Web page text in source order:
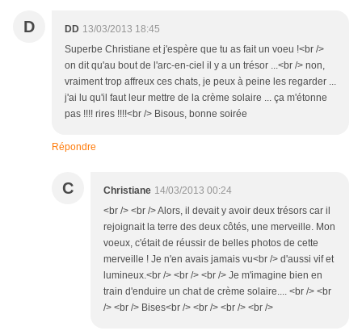
D DD 13/03/2013 18:45
Superbe Christiane et j'espère que tu as fait un voeu !<br />
on dit qu'au bout de l'arc-en-ciel il y a un trésor ...<br /> non,
vraiment trop affreux ces chats, je peux à peine les regarder ...
j'ai lu qu'il faut leur mettre de la crème solaire ... ça m'étonne
pas !!!! rires !!!!<br /> Bisous, bonne soirée
Répondre
C Christiane 14/03/2013 00:24
<br /> <br /> Alors, il devait y avoir deux trésors car il
rejoignait la terre des deux côtés, une merveille. Mon
voeux, c'était de réussir de belles photos de cette
merveille ! Je n'en avais jamais vu<br /> d'aussi vif et
lumineux.<br /> <br /> <br /> Je m'imagine bien en
train d'enduire un chat de crème solaire.... <br /> <br
/> <br /> Bises<br /> <br /> <br /> <br />